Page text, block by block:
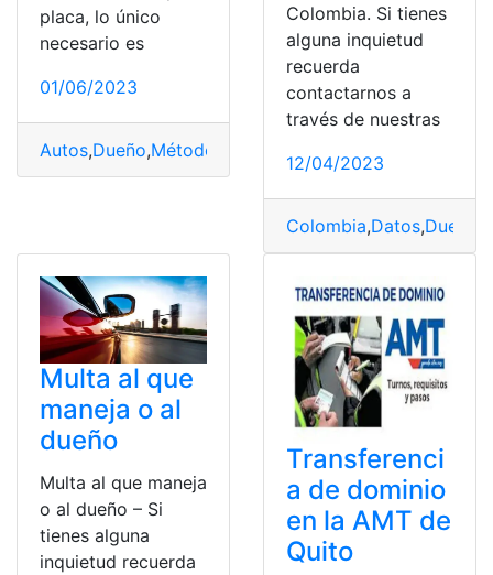
placa, lo único
necesario es
01/06/2023
Autos,Dueño,Método Razones
Colombia. Si tienes
alguna inquietud
recuerda
contactarnos a
través de nuestras
12/04/2023
Colombia,Datos,Dueño
Multa al que
maneja o al
dueño
Multa al que maneja
o al dueño – Si
tienes alguna
inquietud recuerda
Transferenci
a de dominio
en la AMT de
Quito